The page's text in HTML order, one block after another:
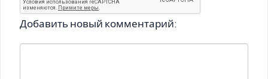
Добавить новый комментарий: